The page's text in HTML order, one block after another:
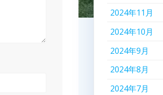
2024年11月
2024年10月
2024年9月
2024年8月
2024年7月